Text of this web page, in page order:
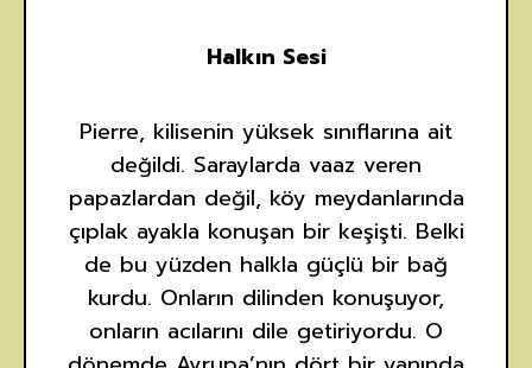
Halkın Sesi
Pierre, kilisenin yüksek sınıflarına ait
değildi. Saraylarda vaaz veren
papazlardan değil, köy meydanlarında
çıplak ayakla konuşan bir keşişti. Belki
de bu yüzden halkla güçlü bir bağ
kurdu. Onların dilinden konuşuyor,
onların acılarını dile getiriyordu. O